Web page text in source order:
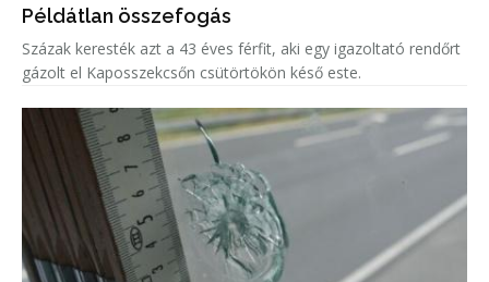
Példátlan összefogás
Százak keresték azt a 43 éves férfit, aki egy igazoltató rendőrt
gázolt el Kaposszekcsőn csütörtökön késő este.